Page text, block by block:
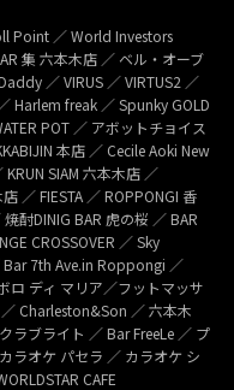
Point ／ World Investors
集 六本木店 ／ ベル・オーブ
／ VIRUS ／ VIRTUS2 ／
Harlem freak ／ Spunky GOLD
POT ／ アボットチョイス
本店 ／ Cecile Aoki New
KRUN SIAM 六本木店 ／
／ FIESTA ／ ROPPONGI 香
焼酎DINIG BAR 虎の桜 ／ BAR
CROSSOVER ／ Sky
7th Ave.in Roppongi ／
ロ ディ マリア／フットマッサ
Charleston&Son ／ 六本木
ラブライト ／ Bar FreeLe ／ プ
ラオケ パセラ ／ カラオケ シ
CAFE